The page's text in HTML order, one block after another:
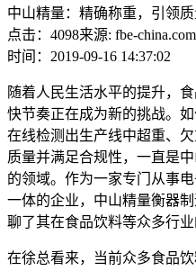
中山精量：精确称重，引领
点击：4098来源: fbe-china.com
时间：2019-09-16 14:37:02
随着人民生活水平的提升，
快节奏正在成为新的挑战。
在线检测出生产线中超重、
质量并满足合规性，一直是
的领域。作为一家专门从事
一体的企业，中山精量衡器
聊了其在食品饮料等众多行
在徐总看来，当前众多食品